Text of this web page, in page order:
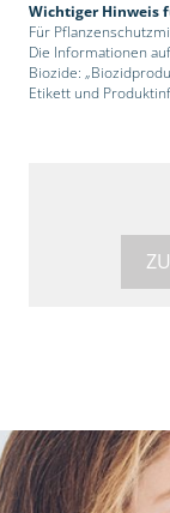
Wichtiger Hinweis
Für
Die Informationen
Biozide:
Etikett und